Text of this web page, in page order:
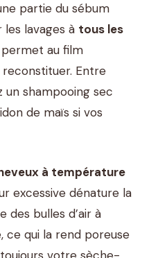
partie du sébum
lavages à tous les
permet au film
reconstituer. Entre
un shampooing sec
de maïs si vos
à température
excessive dénature la
des bulles d’air à
ce qui la rend poreuse